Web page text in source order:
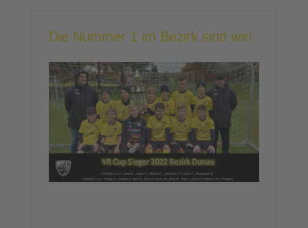
Die Nummer 1 im Bezirk sind wir!